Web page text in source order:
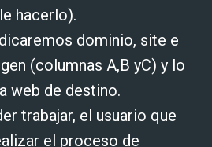
hacerlo).
dominio, site e
(columnas A,B yC) y lo
web de destino.
trabajar, el usuario que
el proceso de